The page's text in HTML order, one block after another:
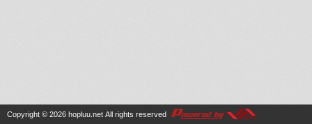
Copyright © 2026 hopluu.net All rights reserved